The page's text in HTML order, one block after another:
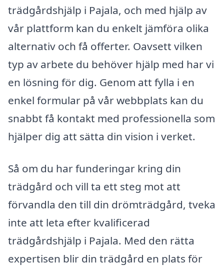
trädgårdshjälp i Pajala, och med hjälp av
vår plattform kan du enkelt jämföra olika
alternativ och få offerter. Oavsett vilken
typ av arbete du behöver hjälp med har vi
en lösning för dig. Genom att fylla i en
enkel formular på vår webbplats kan du
snabbt få kontakt med professionella som
hjälper dig att sätta din vision i verket.
Så om du har funderingar kring din
trädgård och vill ta ett steg mot att
förvandla den till din drömträdgård, tveka
inte att leta efter kvalificerad
trädgårdshjälp i Pajala. Med den rätta
expertisen blir din trädgård en plats för